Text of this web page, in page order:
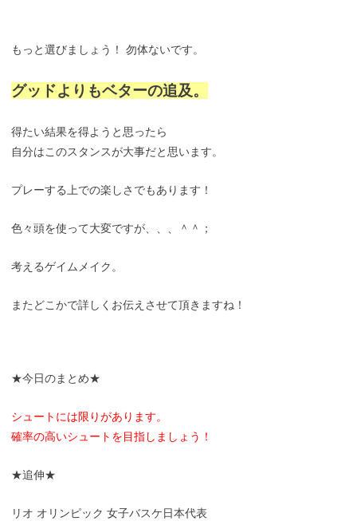
もっと選びましょう！ 勿体ないです。
グッドよりもベターの追及。
得たい結果を得ようと思ったら
自分はこのスタンスが大事だと思います。
プレーする上での楽しさでもあります！
色々頭を使って大変ですが、、、＾＾；
考えるゲイムメイク。
またどこかで詳しくお伝えさせて頂きますね！
★今日のまとめ★
シュートには限りがあります。
確率の高いシュートを目指しましょう！
★追伸★
リオ オリンピック 女子バスケ日本代表